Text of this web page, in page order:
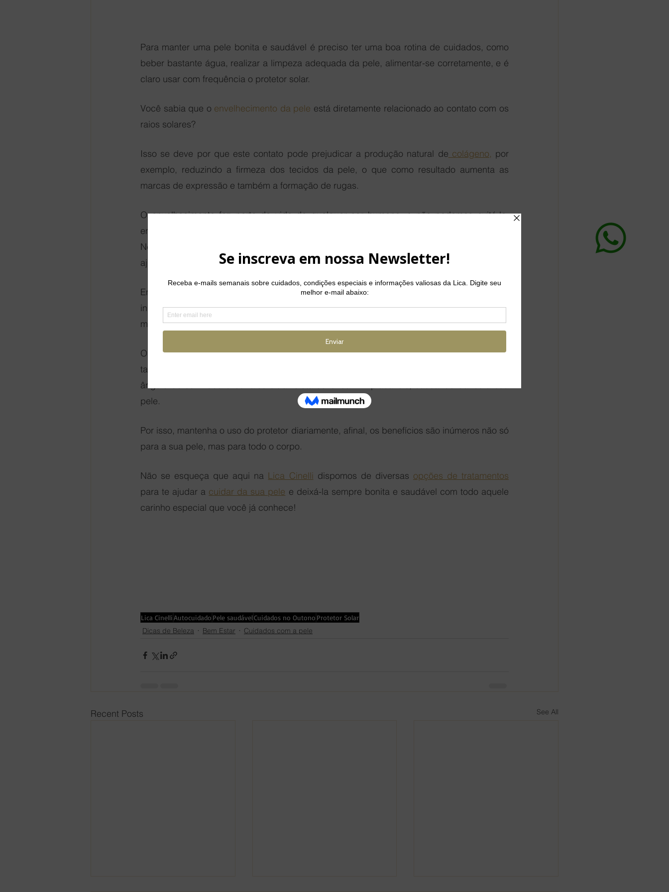
Para manter uma pele bonita e saudável é preciso ter uma boa rotina de cuidados, como
beber bastante água, realizar a limpeza adequada da pele, alimentar-se corretamente, e é
claro usar com frequência o protetor solar.
Você sabia que o envelhecimento da pele está diretamente relacionado ao contato com os
raios solares?
Isso se deve por que este contato pode prejudicar a produção natural de colágeno, por
exemplo, reduzindo a firmeza dos tecidos da pele, o que como resultado aumenta as
marcas de expressão e também a formação de rugas.
O envelhecimento faz parte da vida de qualquer ser humano, e não podemos evitá-lo,
entretanto, é possível reduzir e adiar os impactos de fatores externos nesse processo.
Neste sentido, o uso do protetor solar corretamente vai garantir a saúde da sua pele e
ajudar na missão de retardar o envelhecimento.
Engana-se quem pensa que só se deve usar protetor solar nos dias ensolarados;
independente da temperatura ou clima do dia, passar filtro solar deve ser um hábito diário ,
mesmo com a chegada das temperaturas mais baixas.
O protetor solar é um aliado fundamental para te proteger até mesmo da luz artificial, que
também pode ser prejudicial para a pele e, além disso, mesmo que no outono/inverno, o
ângulo do sol muda d os raios ultravioleta continuam implacáveis, causando danos a sua
pele.
Por isso, mantenha o uso do protetor diariamente, afinal, os benefícios são inúmeros não só
para a sua pele, mas para todo o corpo.
Não se esqueça que aqui na Lica Cinelli dispomos de diversas opções de tratamentos
para te ajudar a cuidar da sua pele e deixá-la sempre bonita e saudável com todo aquele
carinho especial que você já conhece!
Lica CinelliAutocuidado Pele saudávelCuidados no Outono Protetor Solar
Dicas de Beleza Bem Estar Cuidados com a pele
Recent Posts See All